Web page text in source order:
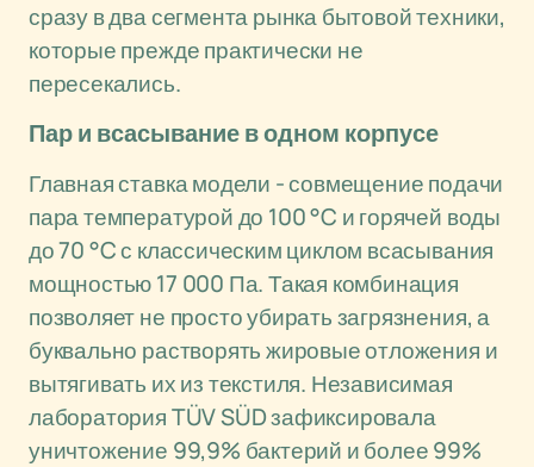
сразу в два сегмента рынка бытовой техники,
которые прежде практически не
пересекались.
Пар и всасывание в одном корпусе
Главная ставка модели - совмещение подачи
пара температурой до 100 °C и горячей воды
до 70 °C с классическим циклом всасывания
мощностью 17 000 Па. Такая комбинация
позволяет не просто убирать загрязнения, а
буквально растворять жировые отложения и
вытягивать их из текстиля. Независимая
лаборатория TÜV SÜD зафиксировала
уничтожение 99,9% бактерий и более 99%